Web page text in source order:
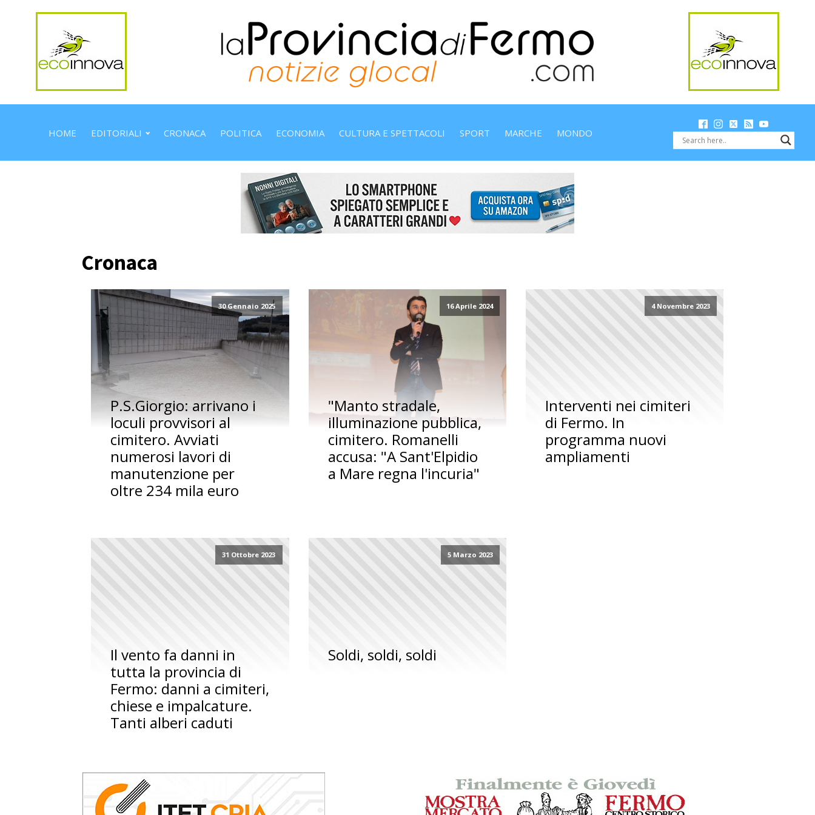
HOME EDITORIALI CRONACA POLITICA ECONOMIA CULTURA E SPETTACOLI SPORT MARCHE MONDO
Cronaca
30 Gennaio 2025
P.S.Giorgio: arrivano i
loculi provvisori al
cimitero. Avviati
numerosi lavori di
manutenzione per
oltre 234 mila euro
16 Aprile 2024
"Manto stradale,
illuminazione pubblica,
cimitero. Romanelli
accusa: "A Sant'Elpidio
a Mare regna l'incuria"
4 Novembre 2023
Interventi nei cimiteri
di Fermo. In
programma nuovi
ampliamenti
31 Ottobre 2023
Il vento fa danni in
tutta la provincia di
Fermo: danni a cimiteri,
chiese e impalcature.
Tanti alberi caduti
5 Marzo 2023
Soldi, soldi, soldi